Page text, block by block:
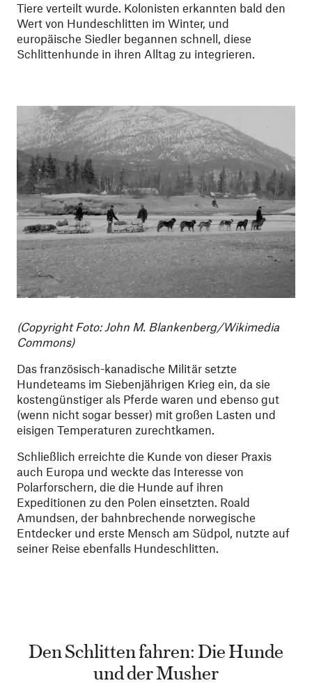
Tiere verteilt wurde. Kolonisten erkannten bald den
Wert von Hundeschlitten im Winter, und
europäische Siedler begannen schnell, diese
Schlittenhunde in ihren Alltag zu integrieren.
(Copyright Foto: John M. Blankenberg/Wikimedia
Commons)
Das französisch-kanadische Militär setzte
Hundeteams im Siebenjährigen Krieg ein, da sie
kostengünstiger als Pferde waren und ebenso gut
(wenn nicht sogar besser) mit großen Lasten und
eisigen Temperaturen zurechtkamen.
Schließlich erreichte die Kunde von dieser Praxis
auch Europa und weckte das Interesse von
Polarforschern, die die Hunde auf ihren
Expeditionen zu den Polen einsetzten. Roald
Amundsen, der bahnbrechende norwegische
Entdecker und erste Mensch am Südpol, nutzte auf
seiner Reise ebenfalls Hundeschlitten.
Den Schlitten fahren: Die Hunde
und der Musher